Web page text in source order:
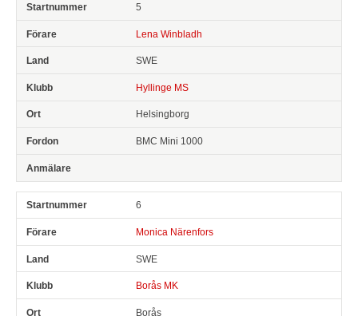
5
Lena Winbladh
SWE
Hyllinge MS
Helsingborg
BMC Mini 1000
6
Monica Närenfors
SWE
Borås MK
Borås